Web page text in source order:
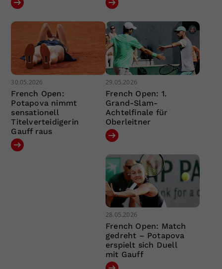
30.05.2026
French Open:
Potapova nimmt
sensationell
Titelverteidigerin
Gauff raus
29.05.2026
French Open: 1.
Grand-Slam-
Achtelfinale für
Oberleitner
28.05.2026
French Open: Match
gedreht – Potapova
erspielt sich Duell
mit Gauff